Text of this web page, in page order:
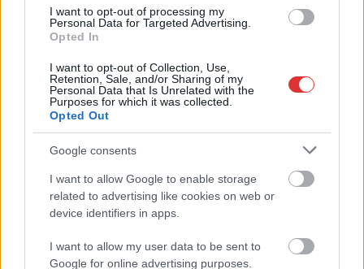
I want to opt-out of processing my
Personal Data for Targeted Advertising.
Opted In
I want to opt-out of Collection, Use,
Retention, Sale, and/or Sharing of my
Personal Data that Is Unrelated with the
Purposes for which it was collected.
Opted Out
Google consents
I want to allow Google to enable storage
related to advertising like cookies on web or
device identifiers in apps.
I want to allow my user data to be sent to
Google for online advertising purposes.
folytasson ilyet, koncentráljon a helyi ügyekre. Szalay azt
válaszolta, azt beszél, amit akar.
TOVÁBB OLVASOM
Szolnok állatotthony alapítvány,berényi gábor
közgyűlés,majális,Szalay Ferenc
Megelégelte a fideszes polgármester folytonos
kirohanásait
2023.03.30. Tóth András
A napirendi ponton
túlmutató nagyon